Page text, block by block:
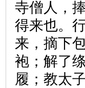
寺僧人，
得来也。
来，摘下
袍；解了
履；教太